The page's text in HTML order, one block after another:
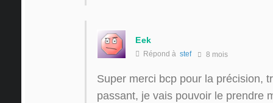
Eek
Répond à stef 8 mois
Super merci bcp pour la précision,
passant, je vais pouvoir le prendre